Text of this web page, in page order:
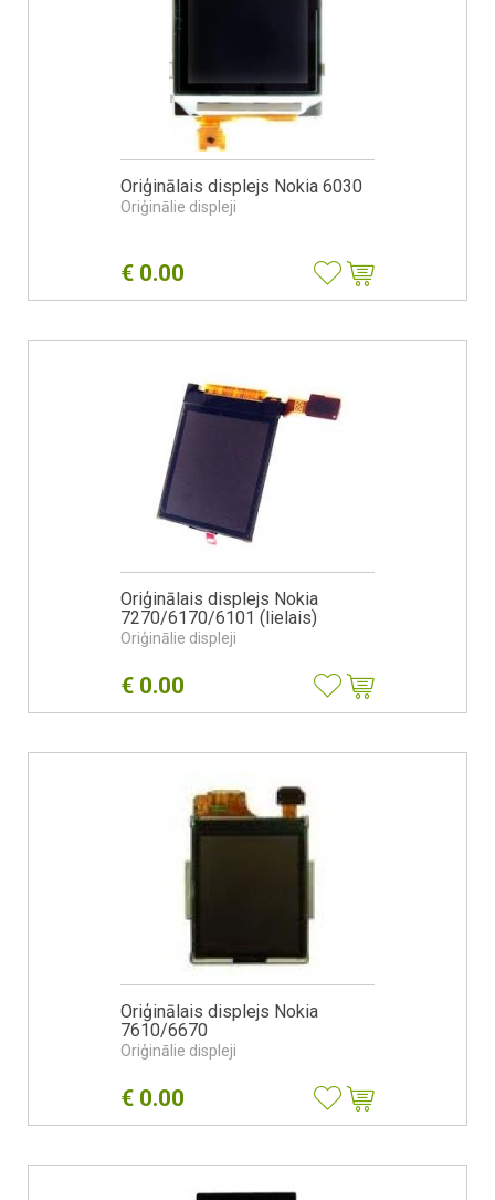
Oriģinālais displejs Nokia 6030
Oriģinālie displeji
€ 0.00
Oriģinālais displejs Nokia
7270/6170/6101 (lielais)
Oriģinālie displeji
€ 0.00
Oriģinālais displejs Nokia
7610/6670
Oriģinālie displeji
€ 0.00